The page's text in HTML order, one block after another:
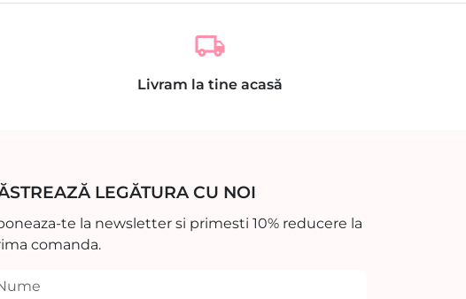
local_shipping
Livram la tine acasă
LEGĂTURA CU NOI
te la newsletter si primesti 10% reducere la
comanda.